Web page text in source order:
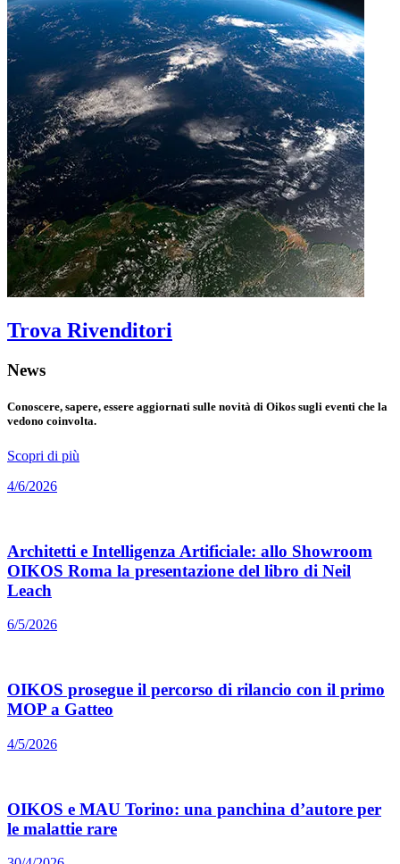
Trova Rivenditori
News
Conoscere, sapere, essere aggiornati sulle novità di Oikos sugli eventi che la
vedono coinvolta.
Scopri di più
4/6/2026
Architetti e Intelligenza Artificiale: allo Showroom
OIKOS Roma la presentazione del libro di Neil
Leach
6/5/2026
OIKOS prosegue il percorso di rilancio con il primo
MOP a Gatteo
4/5/2026
OIKOS e MAU Torino: una panchina d’autore per
le malattie rare